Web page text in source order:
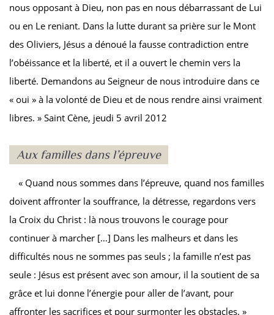
nous opposant à Dieu, non pas en nous débarrassant de Lui
ou en Le reniant. Dans la lutte durant sa prière sur le Mont
des Oliviers, Jésus a dénoué la fausse contradiction entre
l’obéissance et la liberté, et il a ouvert le chemin vers la
liberté. Demandons au Seigneur de nous introduire dans ce
« oui » à la volonté de Dieu et de nous rendre ainsi vraiment
libres. » Saint Cène, jeudi 5 avril 2012
Aux familles dans l’épreuve
« Quand nous sommes dans l’épreuve, quand nos familles
doivent affronter la souffrance, la détresse, regardons vers
la Croix du Christ : là nous trouvons le courage pour
continuer à marcher […] Dans les malheurs et dans les
difficultés nous ne sommes pas seuls ; la famille n’est pas
seule : Jésus est présent avec son amour, il la soutient de sa
grâce et lui donne l’énergie pour aller de l’avant, pour
affronter les sacrifices et pour surmonter les obstacles. »